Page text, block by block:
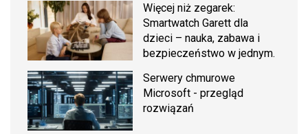
Więcej niż zegarek:
Smartwatch Garett dla
dzieci – nauka, zabawa i
bezpieczeństwo w jednym.
Serwery chmurowe
Microsoft - przegląd
rozwiązań